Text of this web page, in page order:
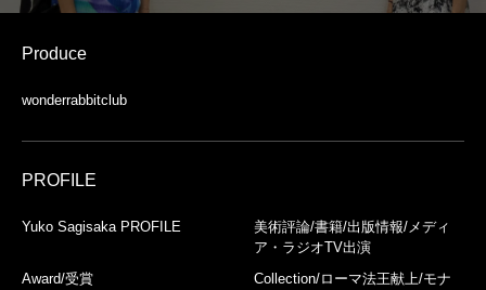
Produce
wonderrabbitclub
PROFILE
Yuko Sagisaka PROFILE
美術評論/書籍/出版情報/メディ
ア・ラジオTV出演
Award/受賞
Collection/ローマ法王献上/モナ